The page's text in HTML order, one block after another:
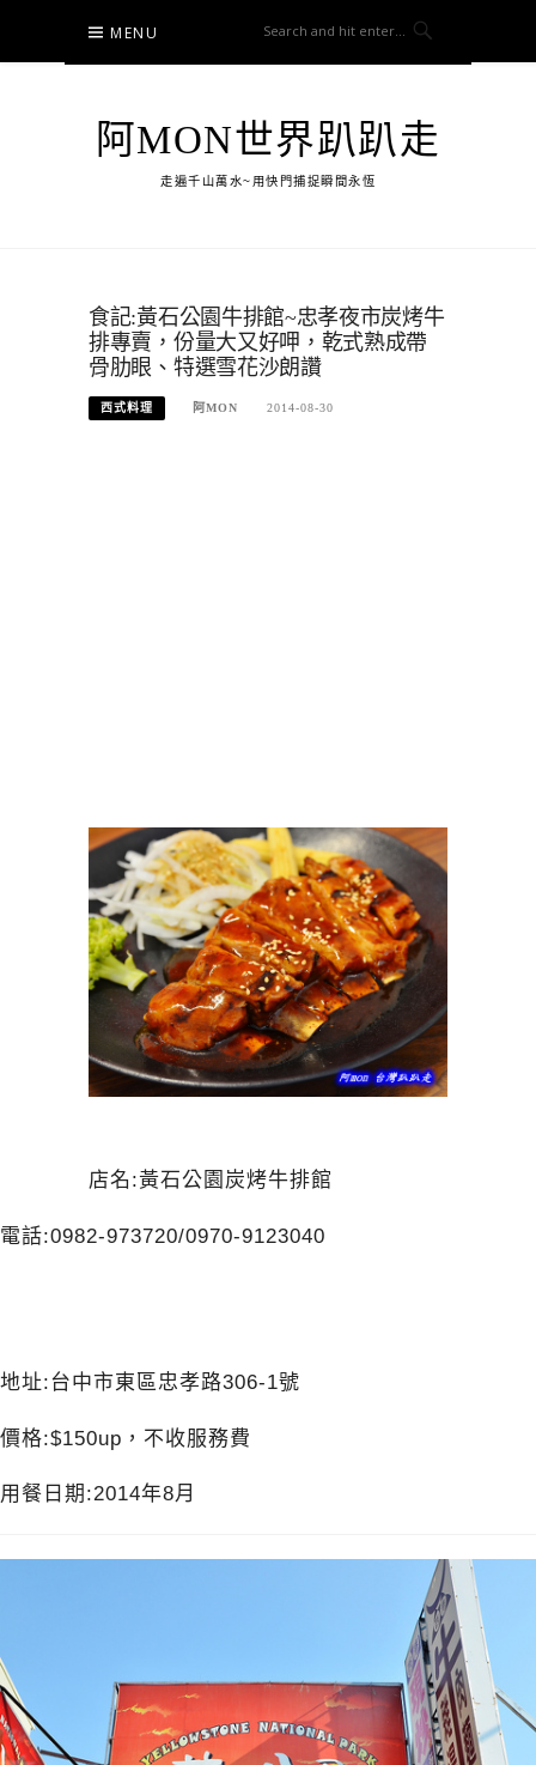
content
MENU
阿MON世界趴趴走
走遍千山萬水~用快門捕捉瞬間永恆
食記:黃石公園牛排館~忠孝夜市炭烤牛
排專賣，份量大又好呷，乾式熟成帶
骨肋眼、特選雪花沙朗讚
西式料理 阿MON 2014-08-30
店名:黃石公園炭烤牛排館
電話:0982-973720/0970-9123040
地址:台中市東區忠孝路306-1號
價格:$150up，不收服務費
用餐日期:2014年8月